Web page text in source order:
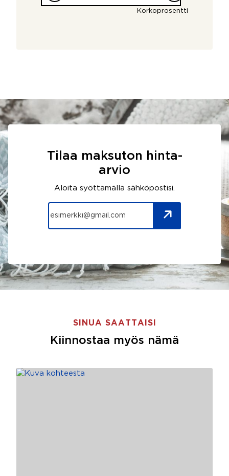
Korkoprosentti
Tilaa maksuton hinta-
arvio
Aloita syöttämällä sähköpostisi.
SINUA SAATTAISI
Kiinnostaa myös nämä